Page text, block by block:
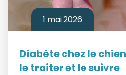
1 mai 2026
Diabète chez le
le traiter et le suivre